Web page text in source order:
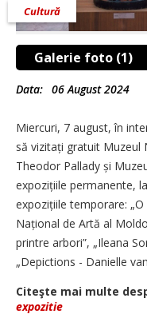
Galerie foto (1)
Cultură
Data: 06 August 2024
Miercuri, 7 august, în
să vizitați gratuit Muzeul
Theodor Pallady și
expozițiile per­manente,
expozițiile temporare:
Național de Artă al
printre arbori”, „Ileana
„Depictions - Danielle
Citeşte mai multe
expozitie